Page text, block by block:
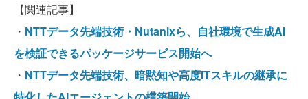
【関連記事】
・ NTTデータ先端技術・Nutanixら、自社環境で生成AI
を検証できるパッケージサービス開始へ
・ NTTデータ先端技術、暗黙知や高度ITスキルの継承に